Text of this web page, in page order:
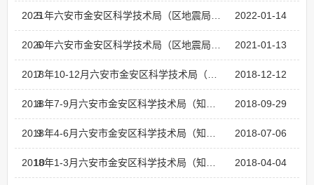
2022-01-14
5
2021-01-13
6
2018-12-12
7
2018-09-29
8
2018-07-06
9
2018-04-04
10